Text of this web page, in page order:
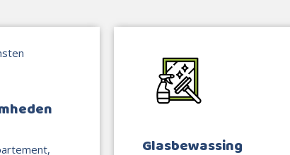
Glasbewassing